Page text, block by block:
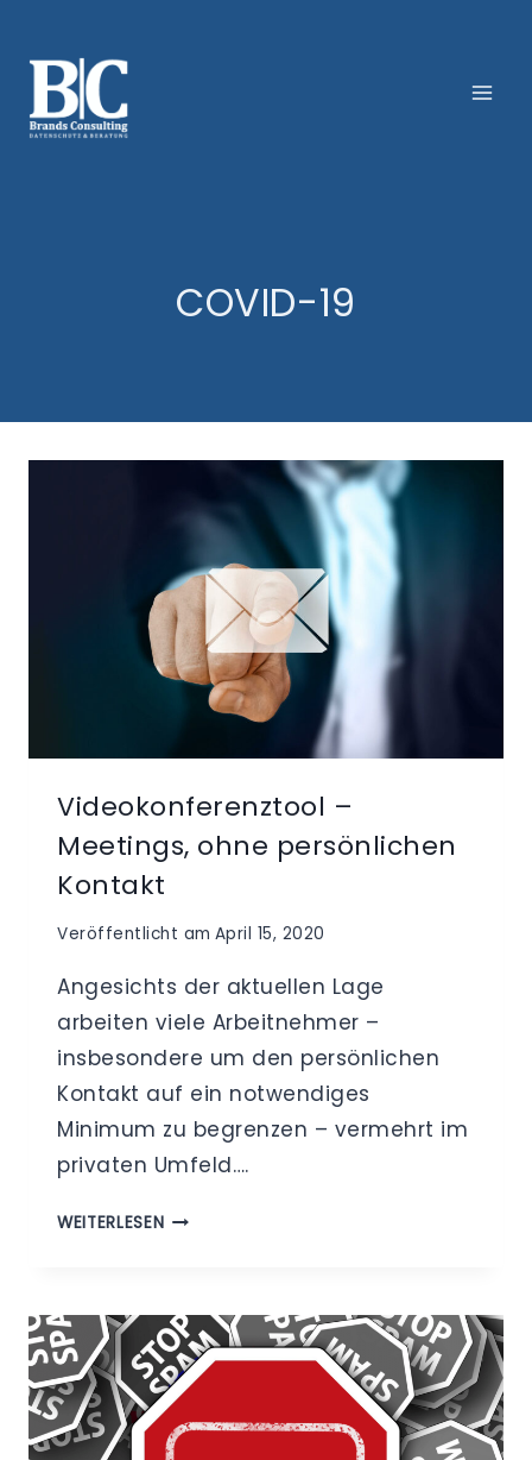
Inhalt
springen
COVID-19
Videokonferenztool –
Meetings, ohne persönlichen
Kontakt
Veröffentlicht am April 15, 2020
Angesichts der aktuellen Lage
arbeiten viele Arbeitnehmer –
insbesondere um den persönlichen
Kontakt auf ein notwendiges
Minimum zu begrenzen – vermehrt im
privaten Umfeld….
WEITERLESENVIDEOKONFERENZTOOL
PERSÖNLICHEN
KONTAKT